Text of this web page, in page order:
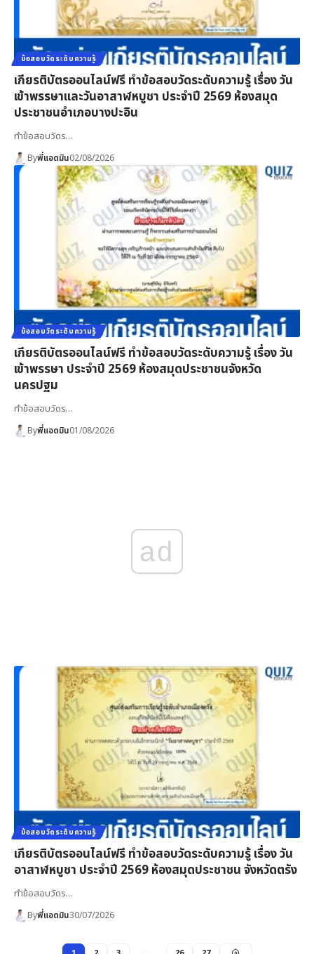
ข้อสอบวัดระดับความรู้
เกียรติบัตรออนไลน์ฟรี ทำข้อสอบวัดระดับความรู้ เรื่อง วัน
เข้าพรรษาและวันอาสาฬหบูชา ประจำปี 2569 ห้องสมุด
ประชาชนอำเภอบางปะอิน
ทำข้อสอบวัดร…
Byพี่แอดมิน02/08/2026
ข้อสอบวัดระดับความรู้
เกียรติบัตรออนไลน์ฟรี ทำข้อสอบวัดระดับความรู้ เรื่อง วัน
เข้าพรรษา ประจำปี 2569 ห้องสมุดประชาชนจังหวัด
นครปฐม
ทำข้อสอบวัดร…
Byพี่แอดมิน01/08/2026
ad
ข้อสอบวัดระดับความรู้
เกียรติบัตรออนไลน์ฟรี ทำข้อสอบวัดระดับความรู้ เรื่อง วัน
อาสาฬหบูชา ประจำปี 2569 ห้องสมุดประชาชน จังหวัดตรัง
ทำข้อสอบวัดร…
Byพี่แอดมิน30/07/2026